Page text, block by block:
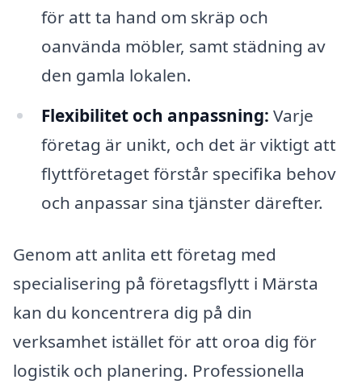
för att ta hand om skräp och
oanvända möbler, samt städning av
den gamla lokalen.
Flexibilitet och anpassning: Varje
företag är unikt, och det är viktigt att
flyttföretaget förstår specifika behov
och anpassar sina tjänster därefter.
Genom att anlita ett företag med
specialisering på företagsflytt i Märsta
kan du koncentrera dig på din
verksamhet istället för att oroa dig för
logistik och planering. Professionella